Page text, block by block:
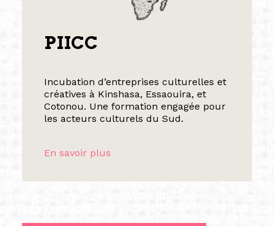
PIICC
Incubation d’entreprises culturelles et
créatives à Kinshasa, Essaouira, et
Cotonou. Une formation engagée pour
les acteurs culturels du Sud.
En savoir plus